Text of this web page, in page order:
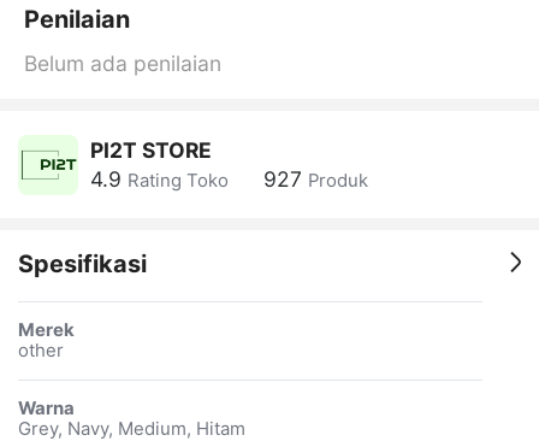
Penilaian
Belum ada penilaian
PI2T STORE
4.9 Rating Toko 927 Produk
Spesifikasi
Merek
other
Warna
Grey, Navy, Medium, Hitam